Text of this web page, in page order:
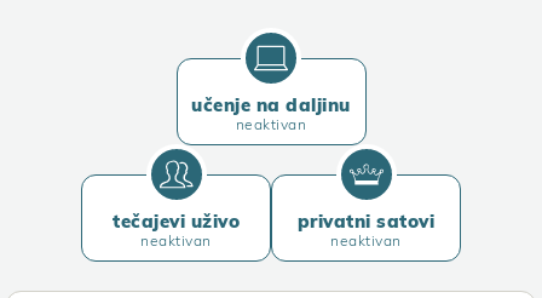
učenje na daljinu
neaktivan
tečajevi uživo
neaktivan
privatni satovi
neaktivan